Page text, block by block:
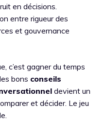
en décisions.
entre rigueur des
et gouvernance
c’est gagner du temps
bons conseils
devient un
et décider. Le jeu